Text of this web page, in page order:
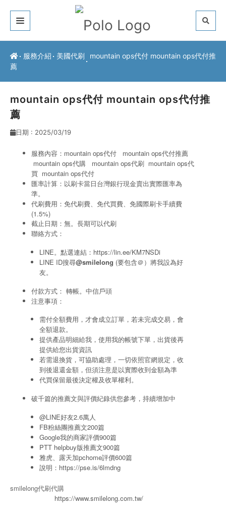
關於我們
服務介紹
常見問題
聯絡方式
服務介紹 美國代刷
mountain ops代付 mountain ops代付推
薦
mountain ops代付 mountain ops代付推
薦
日期 : 2025/03/19
服務內容：mountain ops代付 mountain ops代付推薦
mountain ops代購
mountain ops代刷 mountain ops代
買 mountain ops代付
匯率計算：以刷卡當日台灣銀行現金賣出實際匯率為
準。
代刷費用：免代刷費、免代買費、免國際刷卡手續費
(1.5%)
截止日期：無。長期可以代刷
聯絡方式：
LINE。點選連結： https://lin.ee/KM7NSDi
LINE ID搜尋@smilelong (要包含＠）將我設為好
友。
付款方式： 轉帳。中信戶頭
注意事項：
需付全額費用，才會成立訂單，若未完成交易，會
全額退款。
提供產品明細給我，使用我的帳號下單，出貨後再
提供給您出貨資訊
若需退換貨，可協助處理，一切依照官網規定，收
到後退還金額，但須注意是以實際收到金額為準
代買保留最後決定權及收單權利。
破千篇的推薦文與評價紀錄供您參考，持續增加中
@LINE好友2.6萬人
FB粉絲團推薦文200篇
Google我的商家評價900篇
PTT helpbuy版推薦文900篇
雅虎、露天加pchome評價600篇
說明： https://pse.is/6lmdng
smilelong代刷代購
https://www.smilelong.com.tw/